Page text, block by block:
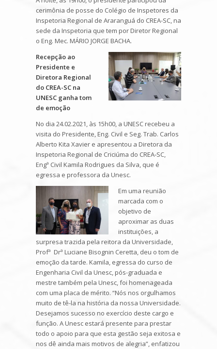
cerimônia de posse do Colégio de Inspetores da
Inspetoria Regional de Araranguá do CREA-SC, na
sede da Inspetoria que tem por Diretor Regional
o Eng. Mec. MÁRIO JORGE BACHA.
Recepção ao
Presidente e
Diretora Regional
do CREA-SC na
UNESC ganha tom
de emoção
No dia 24.02.2021, às 15h00, a UNESC recebeu a
visita do Presidente, Eng. Civil e Seg. Trab. Carlos
Alberto Kita Xavier e apresentou a Diretora da
Inspetoria Regional de Criciúma do CREA‑SC,
Engª Civil Kamila Rodrigues da Silva, que é
egressa e professora da Unesc.
Em uma reunião
marcada com o
objetivo de
aproximar as duas
instituições, a
surpresa trazida pela reitora da Universidade,
Profª Drª Luciane Bisognin Ceretta, deu o tom de
emoção da tarde. Kamila, egressa do curso de
Engenharia Civil da Unesc, pós-graduada e
mestre também pela Unesc, foi homenageada
com uma placa de mérito. “Nós nos orgulhamos
muito de tê-la na história da nossa Universidade.
Desejamos sucesso no exercício deste cargo e
função. A Unesc estará presente para prestar
todo o apoio para que esta gestão seja exitosa e
nos dê ainda mais motivos de alegria”, enfatizou